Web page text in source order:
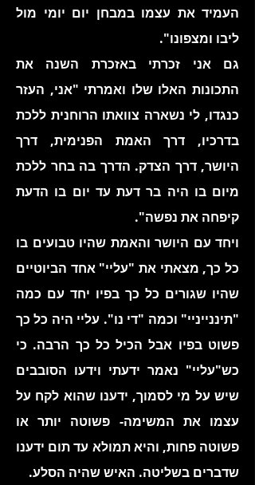
העמיד את עצמו במבחן יום יומי מול
ליבו ומצפונו".
גם אני זכרתי באזכרת השנה את
התכונות האלו שלו ואמרתי "אני, העזר
כנגדו, לי נשארה צוואתו הרוחנית ללכת
בדרכיו, דרך האמת הפנימית, דרך
היושר, דרך הצדק. הדרך בה בחר ללכת
מיום בו היה בר דעת עד יום בו הדעת
קיפחה את נפשה".
ויחד עם היושר והאמת שהיו טבועים בו
כל כך, מצאתי את "עליי" אחד הביוטיים
שהיו שגורים כל כך בפיו יחד עם כמה
"תיננייניי" וכמה "די נו". עליי היה כל כך
פשוט בפיו אבל הכיל כל כך הרבה. כי
כש"עליי" נאמר ידעתי וידעו הסובבים
שיש על מי לסמוך, ידענו שהוא לקח על
עצמו את המשימה- פשוטה יותר או
פשוטה פחות, והיא תמולא עד תום ידענו
שדברים בשליטה. האיש שהיה הסלע.